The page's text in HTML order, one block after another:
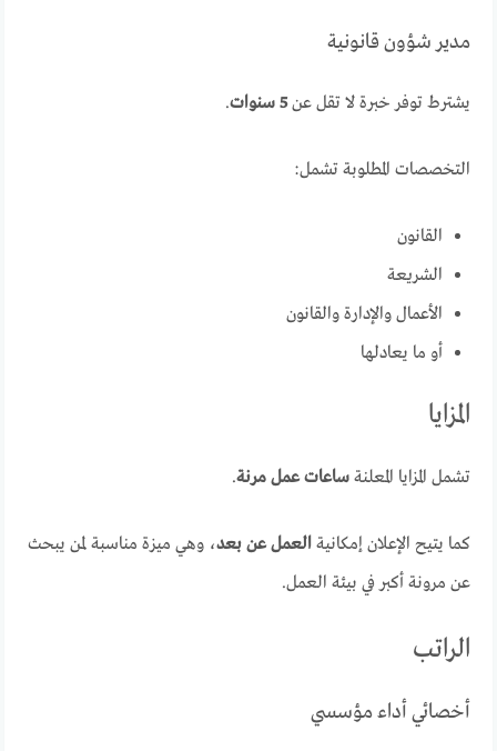
مدير شؤون قانونية
يشترط توفر خبرة لا تقل عن5 سنوات .
التخصصات المطلوبة تشمل:
القانون
الشريعة
الأعمال والإدارة والقانون
أو ما يعادلها
المزايا
تشمل المزايا المعلنةساعات عمل مرنة.
كما يتيح الإعلان إمكانيةالعمل عن بعد، وهي ميزة مناسبة لمن يبحث
عن مرونة أكبر في بيئة العمل.
الراتب
أخصائي أداء مؤسسي